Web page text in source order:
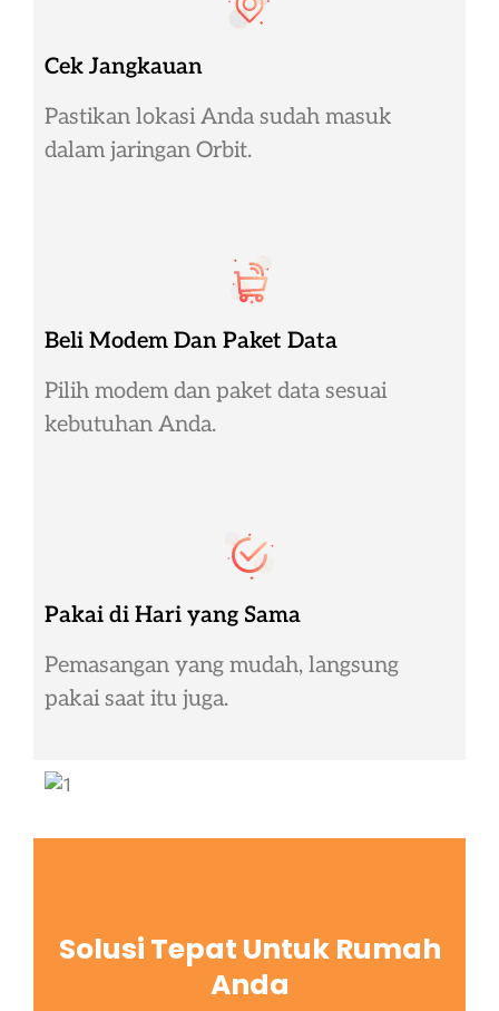
Cek Jangkauan
Pastikan lokasi Anda sudah masuk
dalam jaringan Orbit.
Beli Modem Dan Paket Data
Pilih modem dan paket data sesuai
kebutuhan Anda.
Pakai di Hari yang Sama
Pemasangan yang mudah, langsung
pakai saat itu juga.
Solusi Tepat Untuk Rumah
Anda